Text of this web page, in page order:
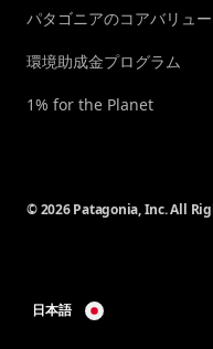
パタゴニアのコアバリュー
環境助成金プログラム
1% for the Planet
© 2026 Patagonia, Inc. All
日本語